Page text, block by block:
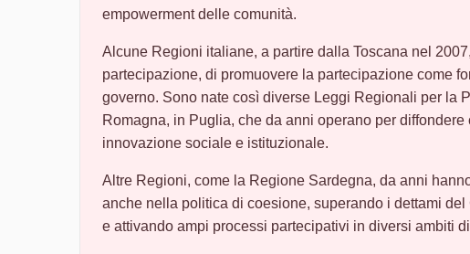
empowerment delle comunità.
Alcune Regioni italiane, a partire dalla Toscana nel
partecipazione, di promuovere la partecipazione come
governo. Sono nate così diverse Leggi Regionali per la
Romagna, in Puglia, che da anni operano per
innovazione sociale e istituzionale.
Altre Regioni, come la Regione Sardegna, da anni
anche nella politica di coesione, superando i dettami
e attivando ampi processi partecipativi in diversi ambiti